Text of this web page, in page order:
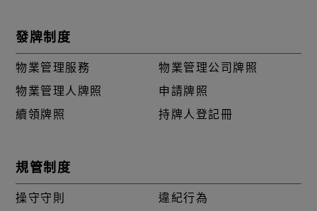
發牌制度
物業管理服務
物業管理公司牌照
物業管理人牌照
申請牌照
續領牌照
持牌人登記冊
規管制度
操守守則
違紀行為